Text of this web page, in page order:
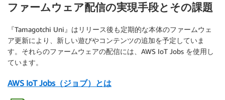
ファームウェア配信の実現手段とその課題
『Tamagotchi Uni』はリリース後も定期的な本体のファームウェ
ア更新により、新しい遊びやコンテンツの追加を予定していま
す。それらのファームウェアの配信には、AWS IoT Jobs を使用し
ています。
AWS IoT Jobs（ジョブ）とは